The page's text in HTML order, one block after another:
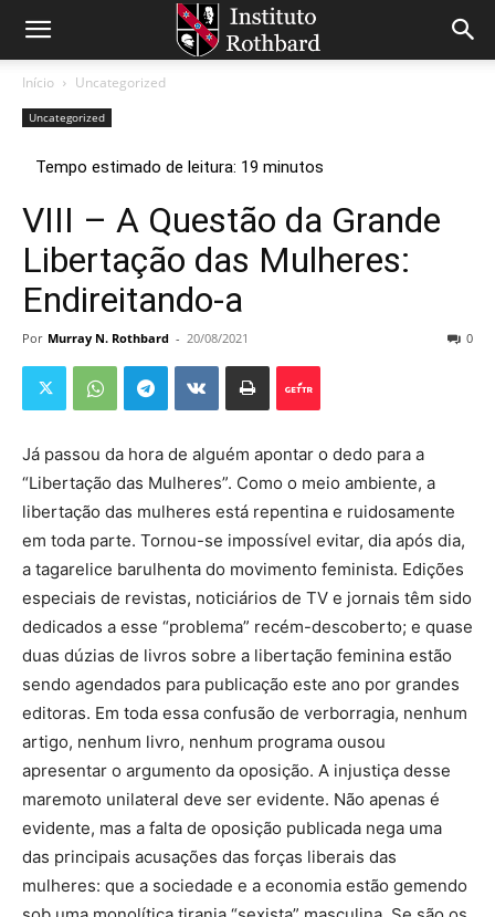
Início Uncategorized
Uncategorized
VIII – A Questão da Grande
Libertação das Mulheres:
Endireitando-a
Por Murray N. Rothbard - 20/08/2021 0
Já passou da hora de alguém apontar o dedo para a
“Libertação das Mulheres”. Como o meio ambiente, a
libertação das mulheres está repentina e ruidosamente
em toda parte. Tornou-se impossível evitar, dia após dia,
a tagarelice barulhenta do movimento feminista. Edições
especiais de revistas, noticiários de TV e jornais têm sido
dedicados a esse “problema” recém-descoberto; e quase
duas dúzias de livros sobre a libertação feminina estão
sendo agendados para publicação este ano por grandes
editoras. Em toda essa confusão de verborragia, nenhum
artigo, nenhum livro, nenhum programa ousou
apresentar o argumento da oposição. A injustiça desse
maremoto unilateral deve ser evidente. Não apenas é
evidente, mas a falta de oposição publicada nega uma
das principais acusações das forças liberais das
mulheres: que a sociedade e a economia estão gemendo